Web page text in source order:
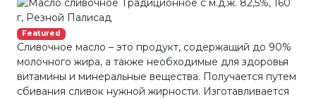
Featured
Сливочное масло – это продукт, содержащий до 90%
молочного жира, а также необходимые для здоровья
витамины и минеральные вещества. Получается путем
сбивания сливок нужной жирности. Изготавливается